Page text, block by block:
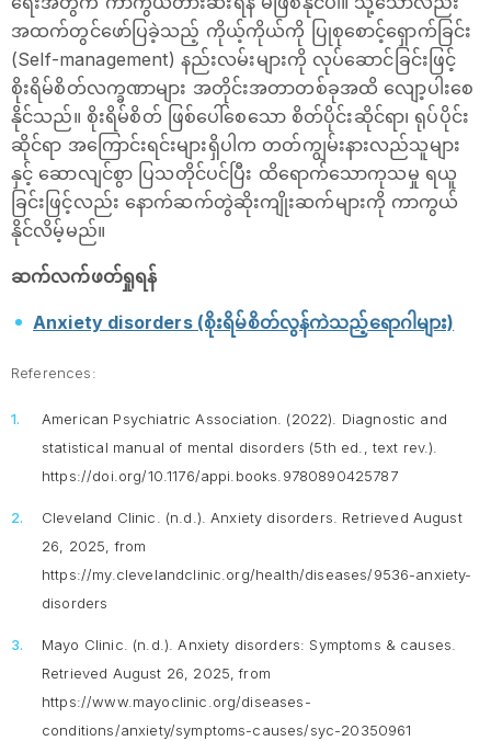
အထက်တွင်ဖော်ပြခဲ့သည့် ကိုယ့်ကိုယ်ကို ပြုစုစောင့်ရှောက်ခြင်း
(Self-management) နည်းလမ်းများကို လုပ်ဆောင်ခြင်းဖြင့်
စိုးရိမ်စိတ်လက္ခဏာများ အတိုင်းအတာတစ်ခုအထိ လျော့ပါးစေ
နိုင်သည်။ စိုးရိမ်စိတ် ဖြစ်ပေါ်စေသော စိတ်ပိုင်းဆိုင်ရာ၊ ရုပ်ပိုင်း
ဆိုင်ရာ အကြောင်းရင်းများရှိပါက တတ်ကျွမ်းနားလည်သူများ
နှင့် ဆောလျင်စွာ ပြသတိုင်ပင်ပြီး ထိရောက်သောကုသမှု ရယူ
ခြင်းဖြင့်လည်း နောက်ဆက်တွဲဆိုးကျိုးဆက်များကို ကာကွယ်
နိုင်လိမ့်မည်။
ဆက်လက်ဖတ်ရှုရန်
Anxiety disorders (စိုးရိမ်စိတ်လွန်ကဲသည့်ရောဂါများ)
References:
American Psychiatric Association. (2022). Diagnostic and
statistical manual of mental disorders (5th ed., text rev.).
https://doi.org/10.1176/appi.books.9780890425787
Cleveland Clinic. (n.d.). Anxiety disorders.
Retrieved August
26, 2025, from
https://my.clevelandclinic.org/health/diseases/9536-anxiety-
disorders
Mayo Clinic. (n.d.). Anxiety disorders: Symptoms & causes
Retrieved August 26, 2025, from
https://www.mayoclinic.org/diseases-
conditions/anxiety/symptoms-causes/syc-20350961